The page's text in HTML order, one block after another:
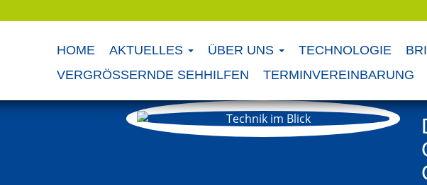
HOME AKTUELLES ÜBER UNS TECHNOLOGIE
VERGRÖSSERNDE SEHHILFEN
TERMINVEREINBARUNG